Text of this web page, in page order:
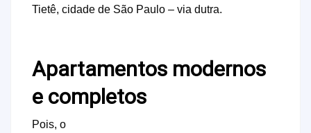
Tietê, cidade de São Paulo – via dutra.
Apartamentos modernos
e completos
Pois, o